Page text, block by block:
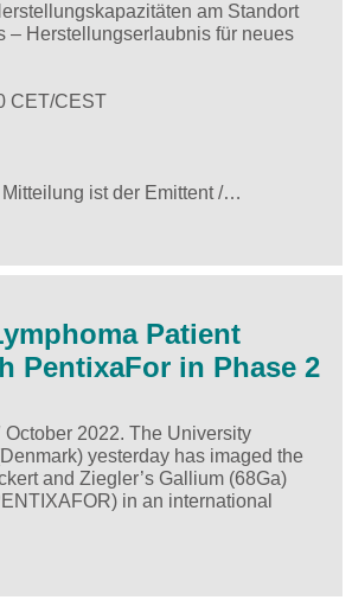
am Standort
– Herstellungserlaubnis für neues
CET/CEST
ist der Emittent /…
Patient
PentixaFor in Phase 2
2022. The University
yesterday has imaged the
and Ziegler’s Gallium (68Ga)
in an international